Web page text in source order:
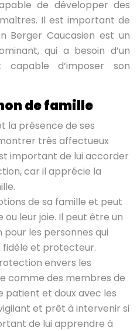
de développer des
Il est important de
Berger Caucasien est un
qui a besoin d’un
d’imposer son
de famille
la présence de ses
très affectueux
important de lui accorder
car il apprécie la
de sa famille et peut
leur joie. Il peut être un
les personnes qui
et protecteur.
envers les
comme des membres de
patient et doux avec les
et prêt à intervenir si
de lui apprendre à